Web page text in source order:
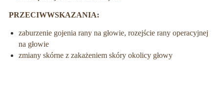
PRZECIWWSKAZANIA:
zaburzenie gojenia rany na głowie, rozejście rany operacyjnej
na głowie
zmiany skórne z zakażeniem skóry okolicy głowy